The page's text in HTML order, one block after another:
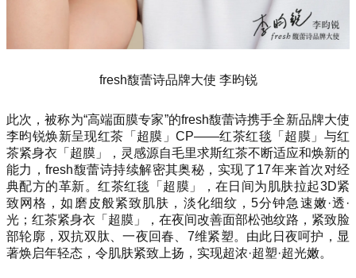
fresh馥蕾诗品牌大使 李昀锐
此次，被称为“高端面膜专家”的fresh馥蕾诗携手全新品牌大使
李昀锐焕新呈现红茶「超膜」CP——红茶红毯「超膜」与红
茶紧身衣「超膜」，灵感源自毛里求斯红茶不断适应和焕新的
能力，fresh馥蕾诗持续解密其奥秘，实现了17年来首次对经
典配方的革新。红茶红毯「超膜」，在日间为肌肤拉起3D紧
致网格，如磨皮般紧致肌肤，淡化细纹，5分钟急速嫩·透·
光；红茶紧身衣「超膜」，在夜间改善面部松弛纹路，紧致脸
部轮廓，双抗双肽、一夜回春、7维紧塑。由此日夜呵护，显
著焕启年轻态，令肌肤紧致上扬，实现超浓·超塑·超光嫩。